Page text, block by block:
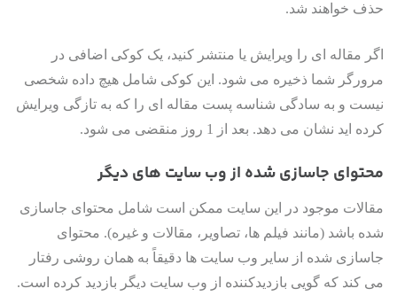
حذف خواهند شد.
اگر مقاله ای را ویرایش یا منتشر کنید، یک کوکی اضافی در
مرورگر شما ذخیره می شود. این کوکی شامل هیچ داده شخصی
نیست و به سادگی شناسه پست مقاله ای را که به تازگی ویرایش
کرده اید نشان می دهد. بعد از 1 روز منقضی می شود.
محتوای جاسازی شده از وب سایت های دیگر
مقالات موجود در این سایت ممکن است شامل محتوای جاسازی
شده باشد (مانند فیلم ها، تصاویر، مقالات و غیره). محتوای
جاسازی شده از سایر وب سایت ها دقیقاً به همان روشی رفتار
می کند که گویی بازدیدکننده از وب سایت دیگر بازدید کرده است.